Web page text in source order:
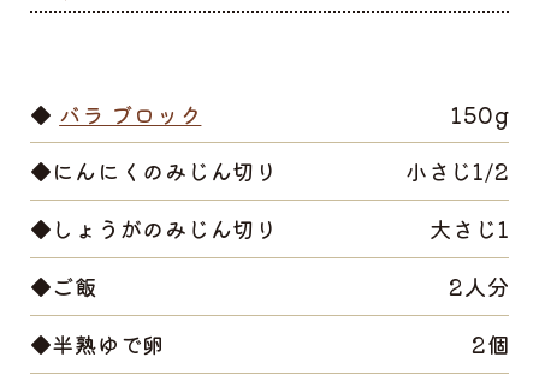
◆ バラ ブロック
150g
◆にんにくのみじん切り
小さじ1/2
◆しょうがのみじん切り
大さじ1
◆ご飯
2人分
◆半熟ゆで卵
2個